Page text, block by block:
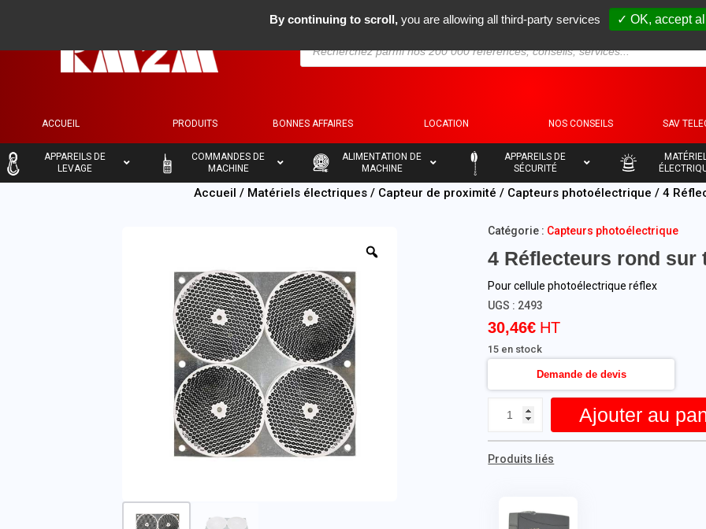
ACCUEIL
– PRODUITS
– BONNES AFFAIRES
– LOCATION
– NOS CONSEILS SAV –
APPAREILS DE
LEVAGE
COMMANDES DE
MACHINE
ALIMENTATION DE
MACHINE
APPAREILS DE
SÉCURITÉ
Accueil / Matériels électriques/ Capteur de proximité / Capteurs photoélectrique / 4
4 Réflecteurs rond sur
30,46€
Pour cellule photoélectrique réflex
15 en stock
Ajouter au
Produits liés
Demande de devis
UGS : 2493
Catégorie : Capteurs photoélectrique
By continuing to scroll, you are allowing all third-party services ✓ OK, accept